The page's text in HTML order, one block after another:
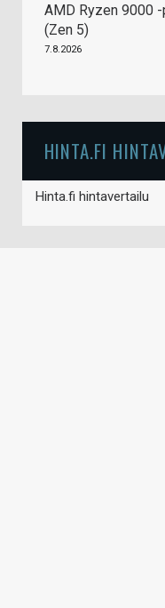
AMD Ryzen 9000
(Zen 5)
7.8.2026
HINTA.FI
Hinta.fi hintavertailu